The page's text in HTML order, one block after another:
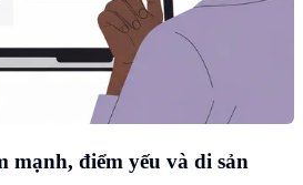
mạnh, điểm yếu và di sản